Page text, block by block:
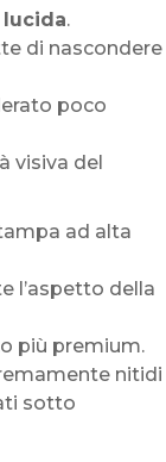
.
di nascondere
poco
visiva del
ad alta
l’aspetto della
più premium.
nitidi
sotto